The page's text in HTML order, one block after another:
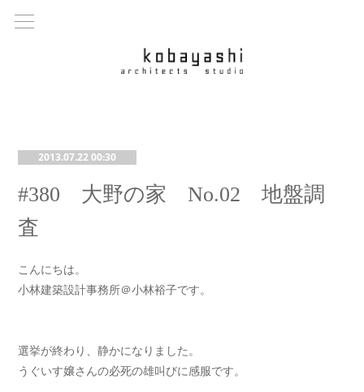
2013.07.22 00:30
#380 大野の家 No.02 地盤調
査
こんにちは。
小林建築設計事務所＠小林裕子です。
選挙が終わり、静かになりました。
うぐいす嬢さんの必死の雄叫びに感服です。